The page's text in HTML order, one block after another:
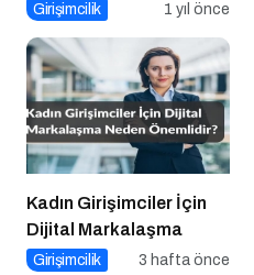
Girişimcilik 1 yıl önce
Kadın Girişimciler İçin
Dijital Markalaşma
Girişimcilik 3 hafta önce